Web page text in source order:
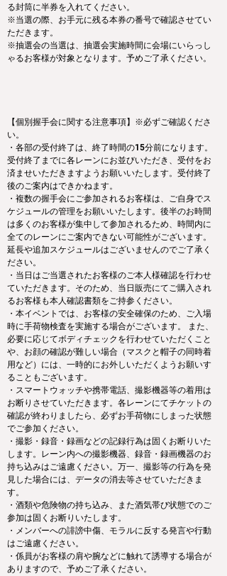
る封筒に半券を入れてください。
※当選の際、お手元に残る本券の番号で確認させてい
ただきます。
※抽選会の当選は、抽選会実施時間に会場にいらっし
ゃるお客様が対象となります。予めご了承ください。
【個別握手会に関する注意事項】※必ずご確認くださ
い。
・各部の受付終了は、終了時間の15分前になります。
受付終了までに各レーンにお並びいただき、受付をお
済ませいただきますようお願いいたします。受付終了
後のご案内はできかねます。
・複数の握手会にご参加されるお客様は、ご自身でス
ケジュールの管理をお願いいたします。後半のお時間
は多くのお客様が集中して参加されるため、時間内に
全てのレーンにご案内できない可能性がございます。
延長や追加スケジュールはございませんのでご了承く
ださい。
・当日はご当選されたお客様のご本人様確認を行わせ
ていただきます。そのため、当日販売にてご購入され
るお客様も本人確認書類をご持参ください。
・本イベントでは、お客様の安全確保のため、ご入場
時に手荷物検査を実施する場合がございます。 また、
必要に応じてボディチェックを行わせていただくこと
や、お顔の確認が難しい場合（マスクと帽子の同時着
用など）には、一時的にお外しいただくようお願いす
ることもございます。
・スマートウォッチや携帯電話、撮影機器等の着用は
お断りさせていただきます。各レーンにてチケットの
確認が終わりましたら、必ずお手荷物にしまった状態
でご参加ください。
・撮影・録音・録画などの記録行為は固くお断りいた
します。レーン内への撮影機器、録音・録画機器のお
持ち込みはご遠慮ください。万一、撮影等の行為を発
見した場合には、データの消去等させていただきま
す。
・酒類や危険物の持ち込み、また酒気帯び状態でのご
参加は固くお断りいたします。
・メンバーへの誹謗中傷、モラルに反する発言や行動
はご遠慮ください。
・係員がお客様の肩や腕などに触れて誘導する場合が
ありますので、予めご了承ください。